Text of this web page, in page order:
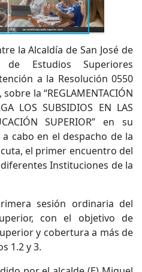
la Alcaldía de San José de
Estudios Superiores
a la Resolución 0550
la “REGLAMENTACIÓN
LOS SUBSIDIOS EN LAS
SUPERIOR” en su
cabo en el despacho de la
el primer encuentro del
Instituciones de la
sesión ordinaria del
con el objetivo de
y cobertura a más de
1.2 y 3.